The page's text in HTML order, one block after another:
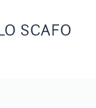
SCAFO